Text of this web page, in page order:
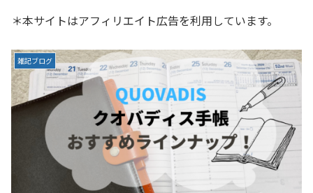
＊本サイトはアフィリエイト広告を利用しています。
雑記ブログ